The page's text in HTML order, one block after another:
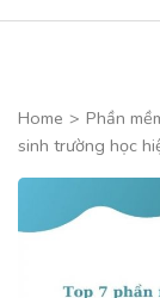
Home > Phần
sinh trường học